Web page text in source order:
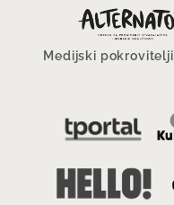
Medijski pokrovitelji